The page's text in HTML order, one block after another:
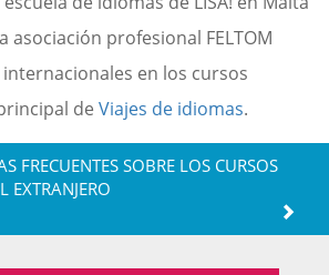
asociación profesional FELTOM
en los cursos
de Viajes de idiomas.
FRECUENTES SOBRE LOS CURSOS
EXTRANJERO